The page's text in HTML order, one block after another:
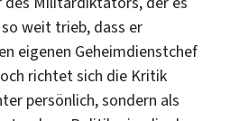
weit trieb, dass er
eigenen Geheimdienstchef
richtet sich die Kritik
persönlich, sondern als